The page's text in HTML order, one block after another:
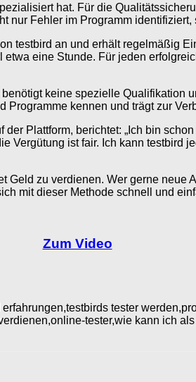
hat. Für die
Fehler im Programm
testbird an und erhält regelmäßig
eine Stunde. Für jeden
keine spezielle Qualifikation
kennen und trägt zur
Plattform, berichtet: „Ich bin
ist fair. Ich kann testbird
Geld zu verdienen. Wer gerne
mit dieser Methode schnell und
Zum Video
tester
tester,wie kann ich